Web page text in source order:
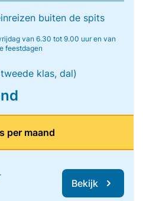
buiten de spits
van 6.30 tot 9.00 uur en van
feestdagen
klas, dal)
per maand
Bekijk